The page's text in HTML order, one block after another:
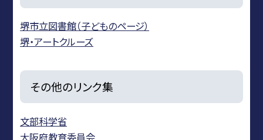
堺市立図書館（子どものページ）
堺・アートクルーズ
その他のリンク集
文部科学省
大阪府教育委員会